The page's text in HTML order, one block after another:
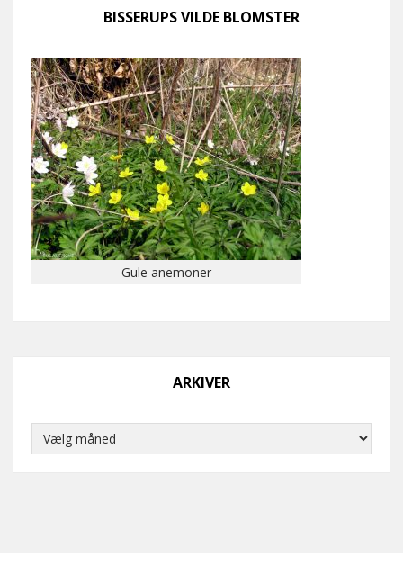
BISSERUPS VILDE BLOMSTER
Gule anemoner
ARKIVER
Arkiver